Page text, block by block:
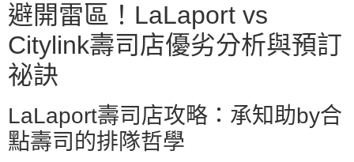
避開雷區！LaLaport vs
Citylink壽司店優劣分析與預訂
祕訣
LaLaport壽司店攻略：承知助by合
點壽司的排隊哲學